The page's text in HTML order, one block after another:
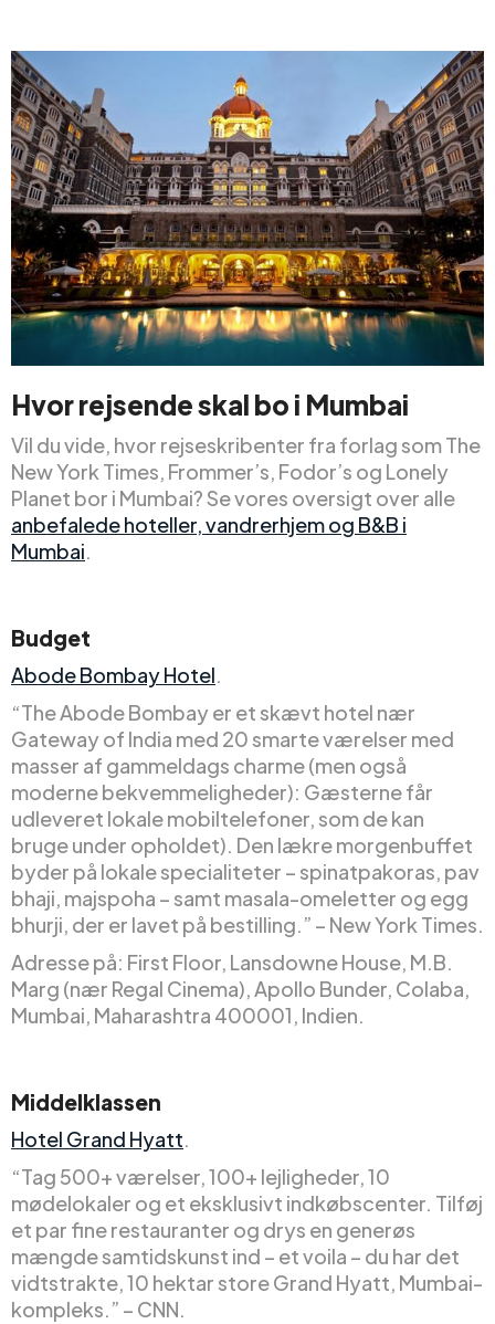
Hvor rejsendeskal bo i Mumbai
Vil du vide, hvor rejseskribenter fra forlag som The
New York Times, Frommer’s, Fodor’s og Lonely
Planet bor i Mumbai? Se vores oversigt over alle
anbefalede hoteller, vandrerhjem og B&B i
Mumbai.
Budget
Abode Bombay Hotel.
“The Abode Bombay er et skævt hotel nær
Gateway of India med 20 smarte værelser med
masser af gammeldags charme (men også
moderne bekvemmeligheder): Gæsterne får
udleveret lokale mobiltelefoner, som de kan
bruge under opholdet). Den lækre morgenbuffet
byder på lokale specialiteter – spinatpakoras, pav
bhaji, majspoha – samt masala-omeletter og egg
bhurji, der er lavet på bestilling.” – New York Times.
Adresse på: First Floor, Lansdowne House, M.B.
Marg (nær Regal Cinema), Apollo Bunder, Colaba,
Mumbai, Maharashtra 400001, Indien.
Middelklassen
Hotel Grand Hyatt.
“Tag 500+ værelser, 100+ lejligheder, 10
mødelokaler og et eksklusivt indkøbscenter. Tilføj
et par fine restauranter og drys en generøs
mængde samtidskunst ind – et voila – du har det
vidtstrakte, 10 hektar store Grand Hyatt, Mumbai-
kompleks.” – CNN.